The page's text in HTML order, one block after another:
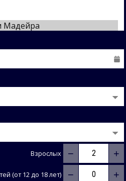
Взрослых − +
(от 12 до 18 лет) − +